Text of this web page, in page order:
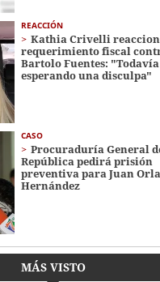
REACCIÓN
Kathia Crivelli
requerimiento fiscal
Bartolo Fuentes:
esperando una disculpa"
CASO
Procuraduría General
República pedirá prisión
preventiva para Juan
Hernández
MÁS VISTO